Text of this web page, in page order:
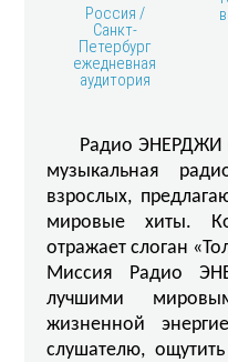
Россия /
Санкт-
Петербург
ежедневная
аудитория
Радио ЭНЕРДЖИ
музыкальная
взрослых,
мировые хиты.
отражает слоган
Миссия Радио
лучшими
жизненной
слушателю,